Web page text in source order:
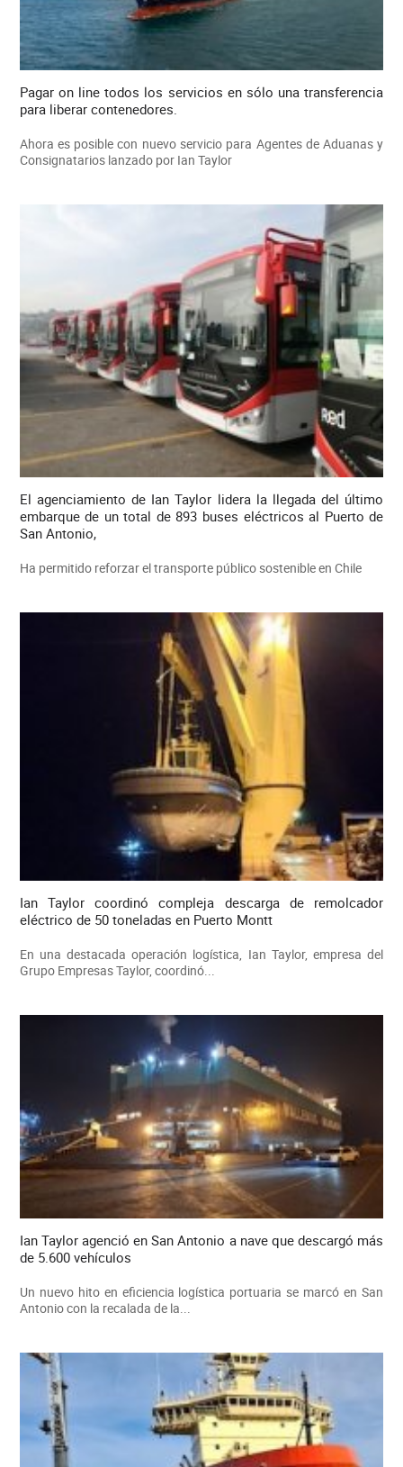
Pagar on line todos los servicios en sólo una transferencia
para liberar contenedores.
Ahora es posible con nuevo servicio para Agentes de Aduanas y
Consignatarios lanzado por Ian Taylor
El agenciamiento de Ian Taylor lidera la llegada del último
embarque de un total de 893 buses eléctricos al Puerto de
San Antonio,
Ha permitido reforzar el transporte público sostenible en Chile
Ian Taylor coordinó compleja descarga de remolcador
eléctrico de 50 toneladas en Puerto Montt
En una destacada operación logística, Ian Taylor, empresa del
Grupo Empresas Taylor, coordinó...
Ian Taylor agenció en San Antonio a nave que descargó más
de 5.600 vehículos
Un nuevo hito en eficiencia logística portuaria se marcó en San
Antonio con la recalada de la...